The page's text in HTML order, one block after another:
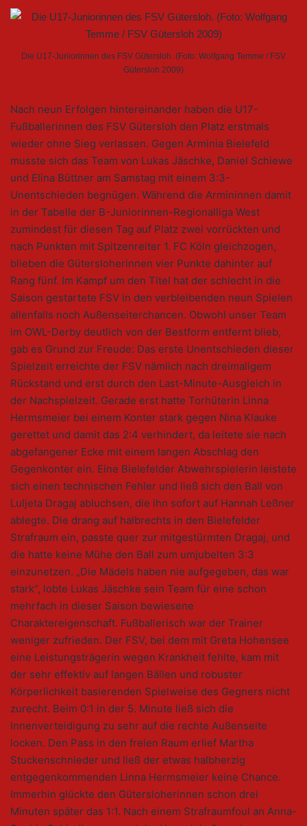
Die U17-Juniorinnen des FSV Gütersloh. (Foto: Wolfgang Temme / FSV
Gütersloh 2009)
Nach neun Erfolgen hintereinander haben die U17-
Fußballerinnen des FSV Gütersloh den Platz erstmals
wieder ohne Sieg verlassen. Gegen Arminia Bielefeld
musste sich das Team von Lukas Jäschke, Daniel Schiewe
und Elina Büttner am Samstag mit einem 3:3-
Unentschieden begnügen. Während die Armininnen damit
in der Tabelle der B-Juniorinnen-Regionalliga West
zumindest für diesen Tag auf Platz zwei vorrückten und
nach Punkten mit Spitzenreiter 1. FC Köln gleichzogen,
blieben die Gütersloherinnen vier Punkte dahinter auf
Rang fünf. Im Kampf um den Titel hat der schlecht in die
Saison gestartete FSV in den verbleibenden neun Spielen
allenfalls noch Außenseiterchancen. Obwohl unser Team
im OWL-Derby deutlich von der Bestform entfernt blieb,
gab es Grund zur Freude: Das erste Unentschieden dieser
Spielzeit erreichte der FSV nämlich nach dreimaligem
Rückstand und erst durch den Last-Minute-Ausgleich in
der Nachspielzeit. Gerade erst hatte Torhüterin Linna
Hermsmeier bei einem Konter stark gegen Nina Klauke
gerettet und damit das 2:4 verhindert, da leitete sie nach
abgefangener Ecke mit einem langen Abschlag den
Gegenkonter ein. Eine Bielefelder Abwehrspielerin leistete
sich einen technischen Fehler und ließ sich den Ball von
Luljeta Dragaj abluchsen, die ihn sofort auf Hannah Leßner
ablegte. Die drang auf halbrechts in den Bielefelder
Strafraum ein, passte quer zur mitgestürmten Dragaj, und
die hatte keine Mühe den Ball zum umjubelten 3:3
einzunetzen. „Die Mädels haben nie aufgegeben, das war
stark“, lobte Lukas Jäschke sein Team für eine schon
mehrfach in dieser Saison bewiesene
Charaktereigenschaft. Fußballerisch war der Trainer
weniger zufrieden. Der FSV, bei dem mit Greta Hohensee
eine Leistungsträgerin wegen Krankheit fehlte, kam mit
der sehr effektiv auf langen Bällen und robuster
Körperlichkeit basierenden Spielweise des Gegners nicht
zurecht. Beim 0:1 in der 5. Minute ließ sich die
Innenverteidigung zu sehr auf die rechte Außenseite
locken. Den Pass in den freien Raum erlief Martha
Stuckenschnieder und ließ der etwas halbherzig
entgegenkommenden Linna Hermsmeier keine Chance.
Immerhin glückte den Gütersloherinnen schon drei
Minuten später das 1:1. Nach einem Strafraumfoul an Anna-